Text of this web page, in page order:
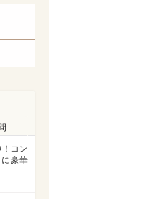
コン
豪華